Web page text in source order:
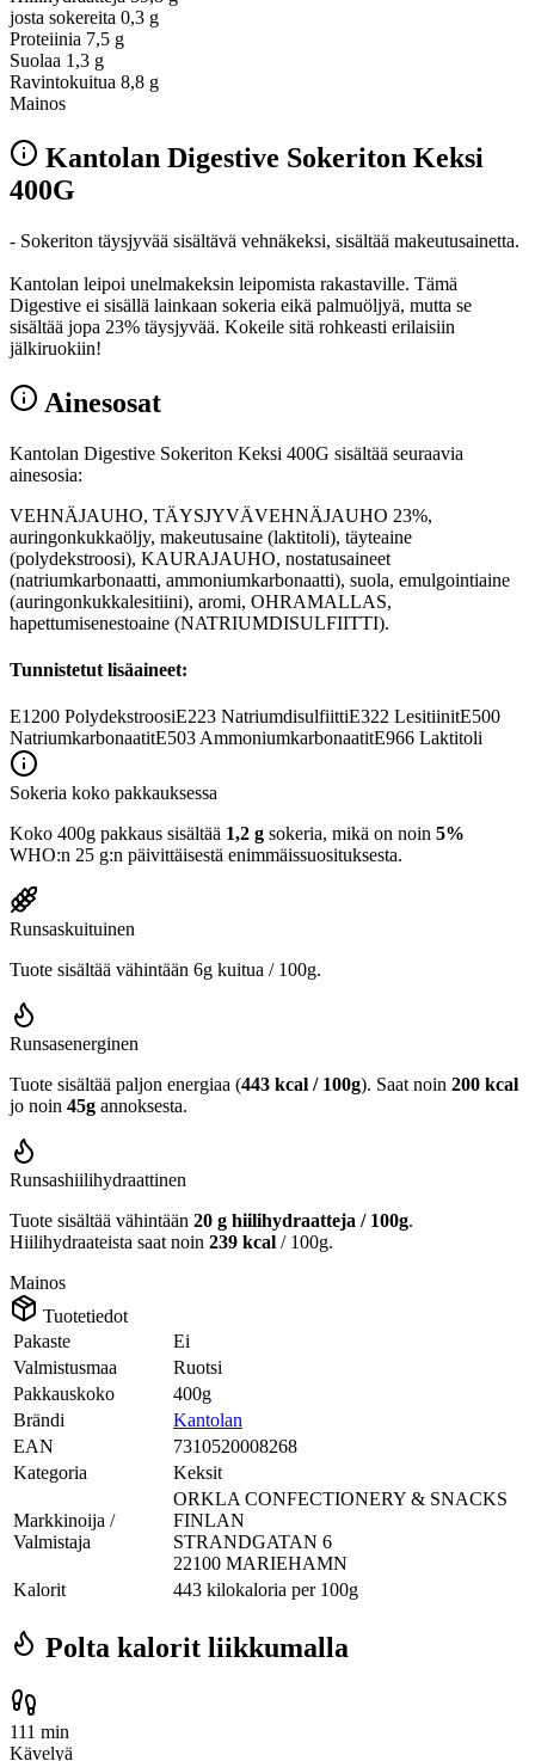
josta sokereita 0,3 g
Proteiinia 7,5 g
Suolaa 1,3 g
Ravintokuitua 8,8 g
Mainos
Kantolan Digestive Sokeriton Keksi
400G
- Sokeriton täysjyvää sisältävä vehnäkeksi, sisältää makeutusainetta.
Kantolan leipoi unelmakeksin leipomista rakastaville. Tämä
Digestive ei sisällä lainkaan sokeria eikä palmuöljyä, mutta se
sisältää jopa 23% täysjyvää. Kokeile sitä rohkeasti erilaisiin
jälkiruokiin!
Ainesosat
Kantolan Digestive Sokeriton Keksi 400G sisältää seuraavia
ainesosia:
VEHNÄJAUHO, TÄYSJYVÄVEHNÄJAUHO 23%,
auringonkukkaöljy, makeutusaine (laktitoli), täyteaine
(polydekstroosi), KAURAJAUHO, nostatusaineet
(natriumkarbonaatti, ammoniumkarbonaatti), suola, emulgointiaine
(auringonkukkalesitiini), aromi, OHRAMALLAS,
hapettumisenestoaine (NATRIUMDISULFIITTI).
Tunnistetut lisäaineet:
E1200 PolydekstroosiE223 NatriumdisulfiittiE322 LesitiinitE500
NatriumkarbonaatitE503 AmmoniumkarbonaatitE966 Laktitoli
Sokeria koko pakkauksessa
Koko 400g pakkaus sisältää 1,2 g sokeria, mikä on noin 5%
WHO:n 25 g:n päivittäisestä enimmäissuosituksesta.
Runsaskuituinen
Tuote sisältää vähintään 6g kuitua / 100g.
Runsasenerginen
Tuote sisältää paljon energiaa (443 kcal / 100g). Saat noin 200 kcal
jo noin 45g annoksesta.
Runsashiilihydraattinen
Tuote sisältää vähintään 20 g hiilihydraatteja / 100g.
Hiilihydraateista saat noin 239 kcal / 100g.
Mainos
Tuotetiedot
Pakaste
Ei
Valmistusmaa
Ruotsi
Pakkauskoko
400g
Brändi
Kantolan
EAN
7310520008268
Kategoria
Keksit
Markkinoija /
Valmistaja
ORKLA CONFECTIONERY & SNACKS
FINLAN
STRANDGATAN 6
22100 MARIEHAMN
Kalorit
443 kilokaloria per 100g
Polta kalorit liikkumalla
111 min
Kävelyä